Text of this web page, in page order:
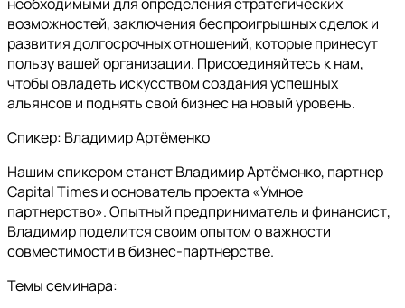
возможностей, заключения беспроигрышных сделок и
развития долгосрочных отношений, которые принесут
пользу вашей организации. Присоединяйтесь к нам,
чтобы овладеть искусством создания успешных
альянсов и поднять свой бизнес на новый уровень.
Спикер: Владимир Артёменко
Нашим спикером станет Владимир Артёменко, партнер
Capital Times и основатель проекта «Умное
партнерство». Опытный предприниматель и финансист,
Владимир поделится своим опытом о важности
совместимости в бизнес-партнерстве.
Темы семинара: